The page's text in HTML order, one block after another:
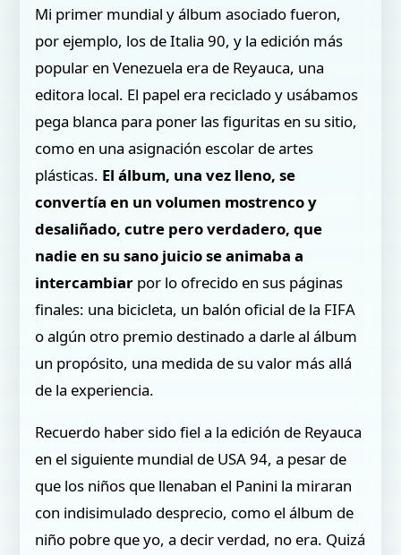
Mi primer mundial y álbum asociado fueron,
por ejemplo, los de Italia 90, y la edición más
popular en Venezuela era de Reyauca, una
editora local. El papel era reciclado y usábamos
pega blanca para poner las figuritas en su sitio,
como en una asignación escolar de artes
plásticas. El álbum, una vez lleno, se
convertía en un volumen mostrenco y
desaliñado, cutre pero verdadero, que
nadie en su sano juicio se animaba a
intercambiar por lo ofrecido en sus páginas
finales: una bicicleta, un balón oficial de la FIFA
o algún otro premio destinado a darle al álbum
un propósito, una medida de su valor más allá
de la experiencia.
Recuerdo haber sido fiel a la edición de Reyauca
en el siguiente mundial de USA 94, a pesar de
que los niños que llenaban el Panini la miraran
con indisimulado desprecio, como el álbum de
niño pobre que yo, a decir verdad, no era. Quizá